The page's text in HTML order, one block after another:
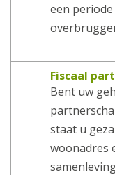
een
Fiscaal
Bent uw
staat u
woonadres